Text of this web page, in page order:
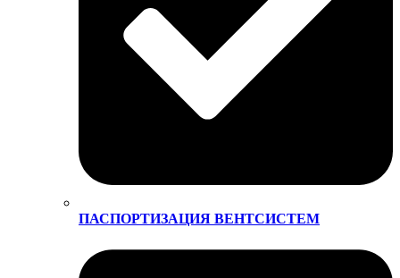
ПАСПОРТИЗАЦИЯ ВЕНТСИСТЕМ